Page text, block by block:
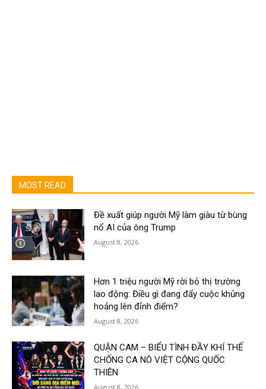
MOST READ
Đề xuất giúp người Mỹ làm giàu từ bùng
nổ AI của ông Trump
August 8, 2026
Hơn 1 triệu người Mỹ rời bỏ thị trường
lao động: Điều gì đang đẩy cuộc khủng
hoảng lên đỉnh điểm?
August 8, 2026
QUẬN CAM – BIỂU TÌNH ĐẦY KHÍ THẾ
CHỐNG CA NÔ VIỆT CỘNG QUỐC
THIÊN
August 8, 2026